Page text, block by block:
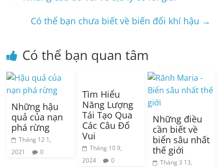
Có thể bạn chưa biết về biến đổi khí hậu →
Có thể bạn quan tâm
Những hậu
quả của nạn
phá rừng
Tháng 12 1,
2021
0
Tìm Hiểu
Năng Lượng
Tái Tạo Qua
Các Câu Đố
Vui
Tháng 10 9,
2024
0
Những điều
cần biết về
biển sâu nhất
thế giới
Tháng 3 13,